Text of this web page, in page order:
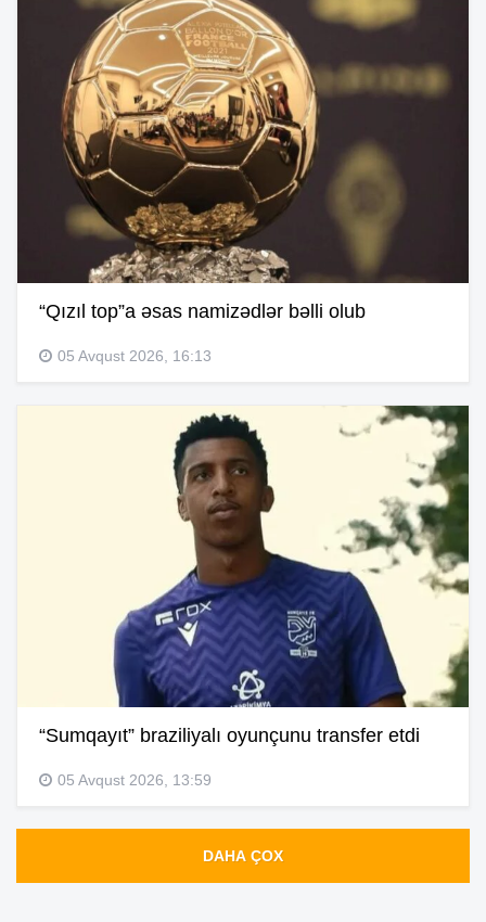
“Qızıl top”a əsas namizədlər bəlli olub
05 Avqust 2026, 16:13
“Sumqayıt” braziliyalı oyunçunu transfer etdi
05 Avqust 2026, 13:59
DAHA ÇOX